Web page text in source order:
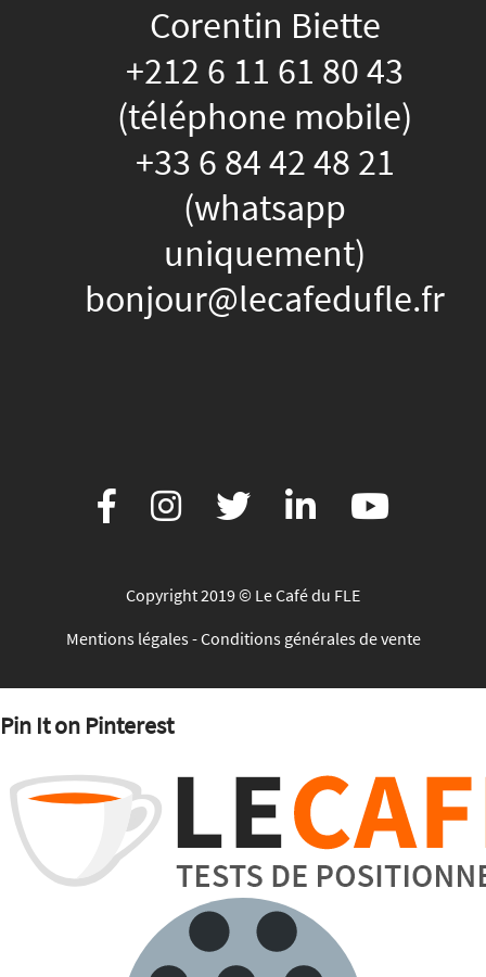
Corentin Biette
+212 6 11 61 80 43
(téléphone mobile)
+33 6 84 42 48 21
(whatsapp
uniquement)
bonjour@lecafedufle.fr
Copyright 2019 © Le Café du FLE
Mentions légales-Conditions générales de vente
Pin It on Pinterest